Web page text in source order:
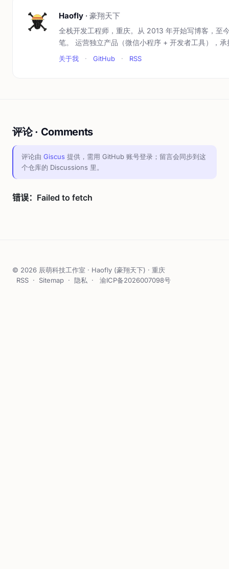
Haofly · 豪翔天下
全栈开发工程师，重庆。从 2013 年开始写博客，至
笔。 运营独立产品（微信小程序 + 开发者工具），
关于我 · GitHub · RSS
评论 · Comments
评论由 Giscus 提供，需用 GitHub 账号登录；留言会同步到这
个仓库的 Discussions 里。
© 2026 辰萌科技工作室 · Haofly (豪翔天下) · 重庆
RSS · Sitemap · 隐私 · 渝ICP备2026007098号